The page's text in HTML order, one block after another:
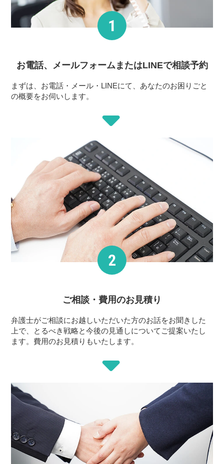
お電話、メールフォームまたはLINEで相談予約
まずは、お電話・メール・LINEにて、あなたのお困りごと
の概要をお伺いします。
ご相談・費用のお見積り
弁護士がご相談にお越しいただいた方のお話をお聞きした
上で、とるべき戦略と今後の見通しについてご提案いたし
ます。費用のお見積りもいたします。